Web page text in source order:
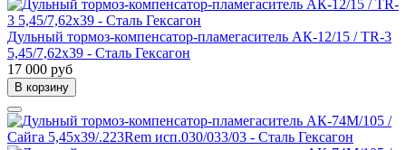
Дульный тормоз-компенсатор-пламегаситель АК-12/15 / TR-3
5,45/7,62x39 - Сталь Гексагон
17 000 руб
В корзину